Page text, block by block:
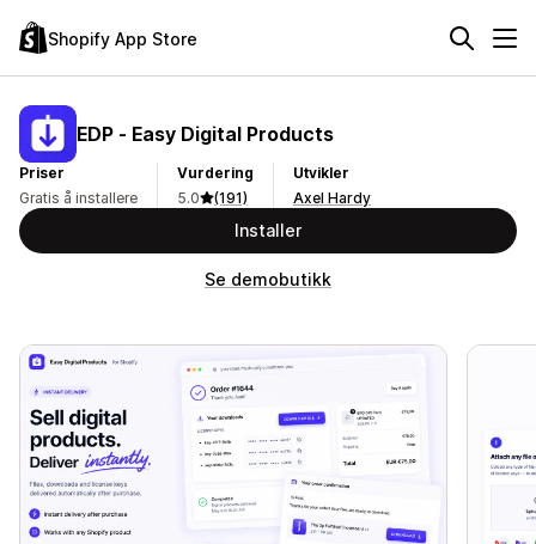
Shopify App Store
EDP ‑ Easy Digital Products
Priser
Gratis å installere
Vurdering
5.0
(191)
Utvikler
Axel Hardy
Installer
Se demobutikk